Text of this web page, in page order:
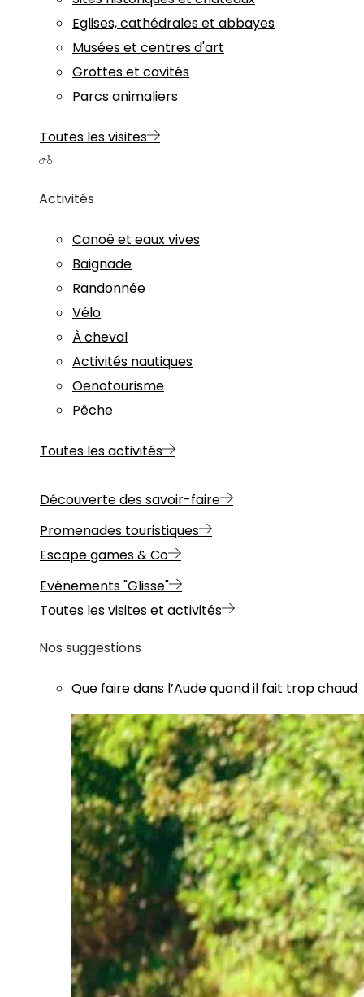
Eglises, cathédrales et abbayes
Musées et centres d'art
Grottes et cavités
Parcs animaliers
Toutes les visites
Activités
Canoë et eaux vives
Baignade
Randonnée
Vélo
À cheval
Activités nautiques
Oenotourisme
Pêche
Toutes les activités
Découverte des savoir-faire
Promenades touristiques
Escape games & Co
Evénements "Glisse"
Toutes les visites et activités
Nos suggestions
Que faire dans l’Aude quand il fait trop chaud